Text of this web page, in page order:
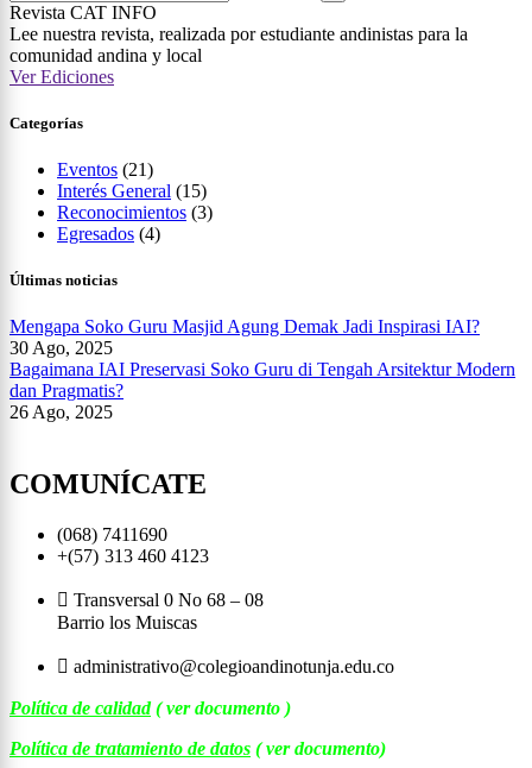
Revista CAT INFO
Lee nuestra revista, realizada por estudiante andinistas para la
comunidad andina y local
Ver Ediciones
Categorías
Eventos (21)
Interés General (15)
Reconocimientos (3)
Egresados (4)
Últimas noticias
Mengapa Soko Guru Masjid Agung Demak Jadi Inspirasi IAI?
30 Ago, 2025
Bagaimana IAI Preservasi Soko Guru di Tengah Arsitektur Modern
dan Pragmatis?
26 Ago, 2025
COMUNÍCATE
(068) 7411690
+(57) 313 460 4123
Transversal 0 No 68 – 08
Barrio los Muiscas
administrativo@colegioandinotunja.edu.co
Política de calidad( ver documento )
Política de tratamiento de datos ( ver documento)